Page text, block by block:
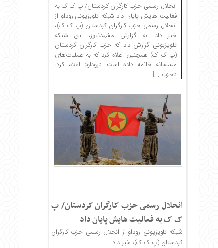
انحلال رسمی حزب کارگران کردستان/ پ ک ک به
فعالیت هایش پایان داد شبکه تلویزیونی روداو از
انحلال رسمی حزب کارگران کردستان (پ ک ک)،
خبر داد. به گزارش مشهدنیوز، این شبکه
تلویزیونی گزارش داد که حزب کارگران کردستان
(پ ک ک) همچنین اعلام کرد که به عملیات‌های
مسلحانه خاتمه داده است. «روداو» اعلام کرد:
«حزب […]
انحلال رسمی حزب کارگران کردستان/ پ
ک ک به فعالیت هایش پایان داد
شبکه تلویزیونی روداو از انحلال رسمی حزب کارگران
کردستان (پ ک ک)، خبر داد.